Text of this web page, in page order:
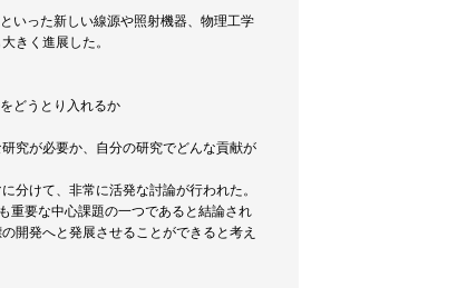
いった新しい線源や照射機器、物理工学
きく進展した。
どうとり入れるか
究が必要か、自分の研究でどんな貢献が
分けて、非常に活発な討論が行われた。
重要な中心課題の一つであると結論され
開発へと発展させることができると考え